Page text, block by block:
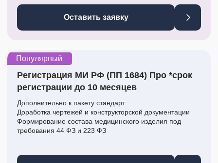
Оставить заявку
Популярный
Регистрация МИ РФ (ПП 1684) Про *срок
регистрации до 10 месяцев
Дополнительно к пакету стандарт:
Доработка чертежей и конструкторской документации
Формирование состава медицинского изделия под
требования 44 ФЗ и 223 ФЗ